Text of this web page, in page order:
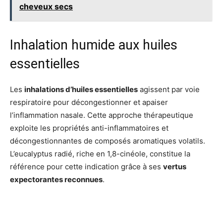
cheveux secs
Inhalation humide aux huiles
essentielles
Les inhalations d’huiles essentielles agissent par voie
respiratoire pour décongestionner et apaiser
l’inflammation nasale. Cette approche thérapeutique
exploite les propriétés anti-inflammatoires et
décongestionnantes de composés aromatiques volatils.
L’eucalyptus radié, riche en 1,8-cinéole, constitue la
référence pour cette indication grâce à ses vertus
expectorantes reconnues.